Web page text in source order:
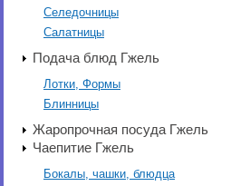
Селедочницы
Салатницы
Подача блюд Гжель
Лотки, Формы
Блинницы
Жаропрочная посуда Гжель
Чаепитие Гжель
Бокалы, чашки, блюдца